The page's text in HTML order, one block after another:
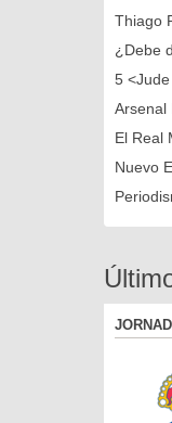
Thiago
¿Debe
5
Arsenal
El Real
Nuevo